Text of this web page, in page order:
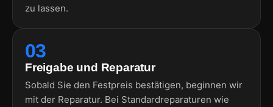
zu lassen.
03
Freigabe und Reparatur
Sobald Sie den Festpreis bestätigen, beginnen wir
mit der Reparatur. Bei Standardreparaturen wie